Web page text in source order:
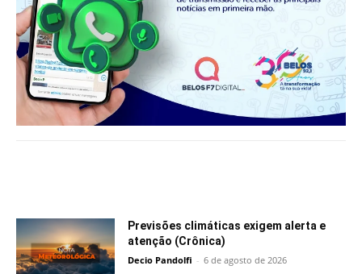
Previsões climáticas exigem alerta e
atenção (Crônica)
Decio Pandolfi - 6 de agosto de 2026